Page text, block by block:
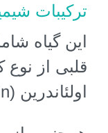
ترکیبات
این گیاه
قلبی از نوع
اولئاندرین (Oleandrin)